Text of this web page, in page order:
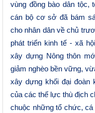
vùng đồng bào dân tộc,
cán bộ cơ sở đã bám
cho nhân dân về chủ
phát triển kinh tế - xã
xây dựng Nông thôn
giảm nghèo bền vững,
xây dựng khối đại đoàn
của các thế lực thù địch
chuộc những tổ chức,